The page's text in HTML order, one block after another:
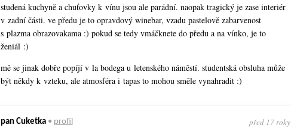
studená kuchyně a chuťovky k vínu jsou ale parádní. naopak tragický je zase interiér
v zadní části. ve předu je to opravdový winebar, vzadu pastelově zabarvenost
s plazma obrazovakama :) pokud se tedy vmáčknete do předu a na vínko, je to
ženiál :)
mě se jinak dobře popíjí v la bodega u letenského náměstí. studentská obsluha může
být někdy k vzteku, ale atmosféra i tapas to mohou směle vynahradit :)
pan Cuketka• profil před 17 roky